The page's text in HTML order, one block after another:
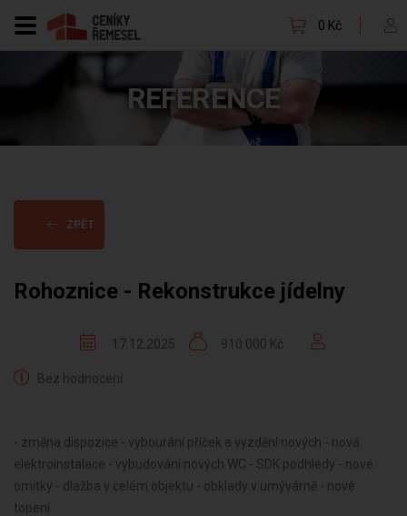
0 Kč
REFERENCE
ZPĚT
Rohoznice - Rekonstrukce jídelny
17.12.2025 910 000 Kč
Bez hodnocení
- změna dispozice - vybourání příček a vyzdění nových - nová
elektroinstalace - vybudování nových WC - SDK podhledy - nové
omítky - dlažba v celém objektu - obklady v umývárně - nové
topení